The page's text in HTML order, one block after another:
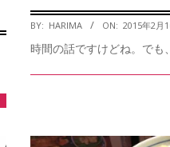
2015-
02-
BY: HARIMA ON: 2015年2月
時間の話ですけどね。でも